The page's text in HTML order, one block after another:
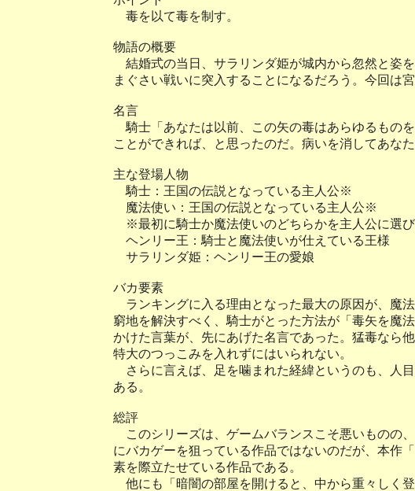
毒を以て毒を制す。
物語の概要
結婚式の当日、サラリンダ姫が城内から忽然と姿
まぐさい戦いに突入することになるだろう。今回は
名言
騎士「あなたは以前、この矢の毒はあらゆるもの
ことができれば、と思ったのだ。病いを消してあな
主な登場人物
騎士：王国の伝説となっている主人公※
魔法使い：王国の伝説となっている主人公※
※最初に騎士か魔法使いのどちらかを主人公に選び
ヘンリー王：騎士と魔法使いが仕えている王様
サラリンダ姫：ヘンリー王の愛娘
バカ要素
ランキングに入る理由となった最大の原因が、魔
窮地を解決すべく、騎士がとった方法が「毒矢を魔
かけた言葉が、先にあげた名言であった。猛毒なら
特大のつっこみを入れずにはいられない。
さらに言えば、足を噛まれた経緯というのも、人
ある。
総評
このシリーズは、ゲームバランスこそ悪いものの
にバカゲーを狙っている作品ではないのだが、本作
素を際立たせている作品である。
他にも「暗闇の部屋を開けると、中から重々しく